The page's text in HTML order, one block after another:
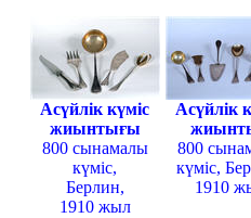
Асүйлік күміс
жиынтығы
800 сынамалы
күміс,
Берлин,
1910 жыл
Асүйлік
800
күміс,
1910